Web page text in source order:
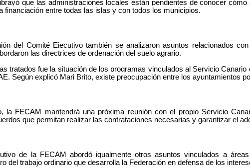
que las administraciones locales están pendientes de conocer
financiación entre todas las islas y con todos los municipios.
del Comité Ejecutivo también se analizaron asuntos relacionados
las directrices de ordenación del suelo agrario.
tratados fue la situación de los programas vinculados al Servicio
Según explicó Mari Brito, existe preocupación entre los ayuntamientos
la FECAM mantendrá una próxima reunión con el propio Servicio
que permitan realizar las contrataciones necesarias y garantizar el
de la FECAM abordó igualmente otros asuntos vinculados a
del trabajo ordinario que desarrolla la Federación en defensa de los